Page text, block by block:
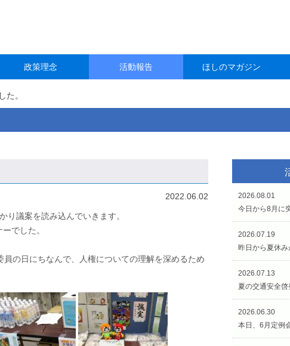
政策理念 活動報告 ほしのマガジン
た。
2022.06.02
り議案を読み込んでいきます。⁡
でした。⁡
の日にちなんで、人権についての理解を深めるため
2026.08.01
今日から8月に
2026.07.19
昨日から夏休み
2026.07.13
夏の交通安全啓
2026.06.30
本日、6月定例